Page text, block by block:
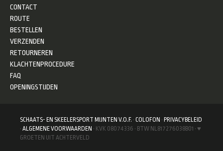
CONTACT
ROUTE
BESTELLEN
VERZENDEN
RETOURNEREN
KLACHTENPROCEDURE
FAQ
OPENINGSTIJDEN
SCHAATS- EN SKEELERSPORT MIJNTEN V.O.F. · COLOFON · PRIVACYBELEID
· ALGEMENE VOORWAARDEN · KVK 08074336 · BTW NL817276038B01 · ♥
GROETEN UIT ACHTERVELD